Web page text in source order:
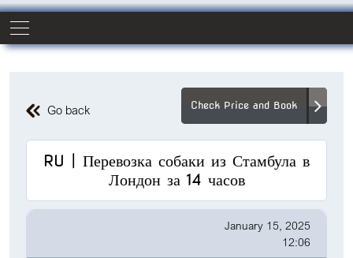
Go back Check Price and Book
RU | Перевозка собаки из Стамбула в
Лондон за 14 часов
January 15, 2025
12:06